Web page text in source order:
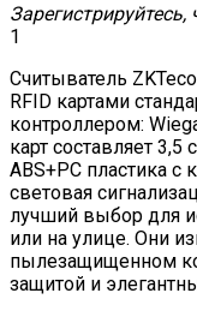
1
Считыватель
RFID картами
контроллером:
карт составляет
ABS+PC пластика
световая
лучший выбор для
или на улице. Они
пылезащищенном
защитой и